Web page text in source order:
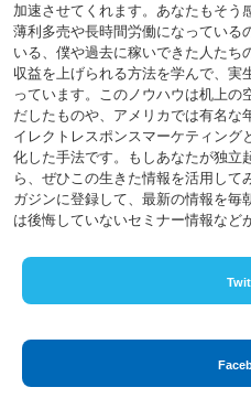
加速させてくれます。あなたもそう
薄利多売や長時間労働になっている
いる、僕や過去に稼いできた人たち
収益を上げられる方法を学んで、実
っています。このノウハウは机上の
だしたものや、アメリカでは有名な
イレクトレスポンスマーケティング
化した手法です。もしあなたが独立
ら、ぜひこの生きた情報を活用して
ガジンに登録して、最新の情報を
は後悔していないセミナー情報など